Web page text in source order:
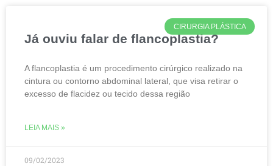
CIRURGIA PLÁSTICA
Já ouviu falar de flancoplastia?
A flancoplastia é um procedimento cirúrgico realizado na
cintura ou contorno abdominal lateral, que visa retirar o
excesso de flacidez ou tecido dessa região
LEIA MAIS »
09/02/2023